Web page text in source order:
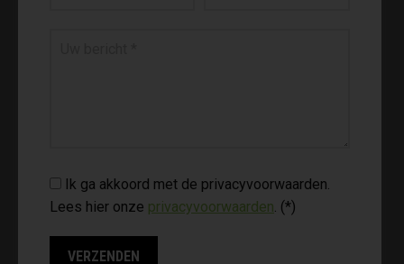
Ik ga akkoord met de privacyvoorwaarden.
Lees hier onze privacyvoorwaarden. (*)